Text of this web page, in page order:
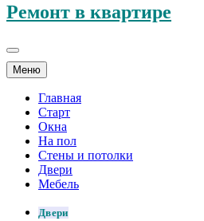
Ремонт в квартире
Меню
Главная
Старт
Окна
На пол
Стены и потолки
Двери
Мебель
Двери